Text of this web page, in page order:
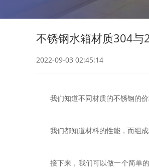
不锈钢水箱材质304与
2022-09-03 02:45:14
我们知道不同材质的不锈钢的
我们都知道材料的性能，而组
接下来，我们可以做一个简单